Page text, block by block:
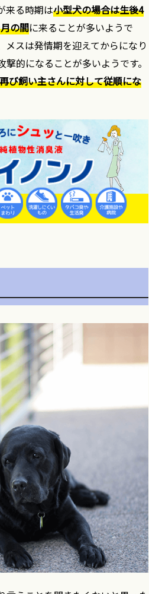
来る時期は小型犬の場合は生後4
の間に来ることが多いようで
スは発情期を迎えてからになり
的になることが多いようです。
び飼い主さんに対して従順にな